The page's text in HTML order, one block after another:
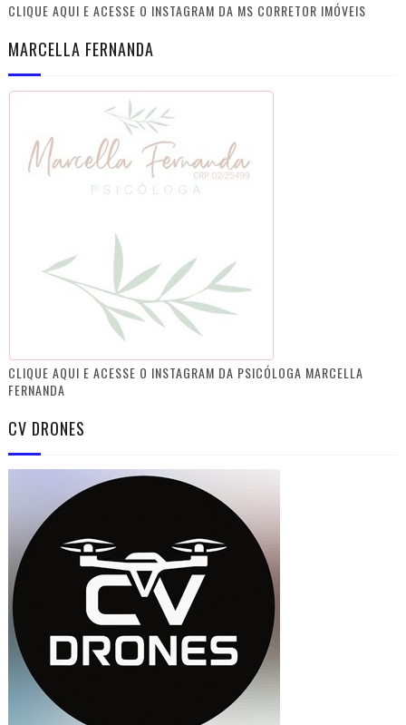
CLIQUE AQUI E ACESSE O INSTAGRAM DA MS CORRETOR IMÓVEIS
MARCELLA FERNANDA
CLIQUE AQUI E ACESSE O INSTAGRAM DA PSICÓLOGA MARCELLA
FERNANDA
CV DRONES